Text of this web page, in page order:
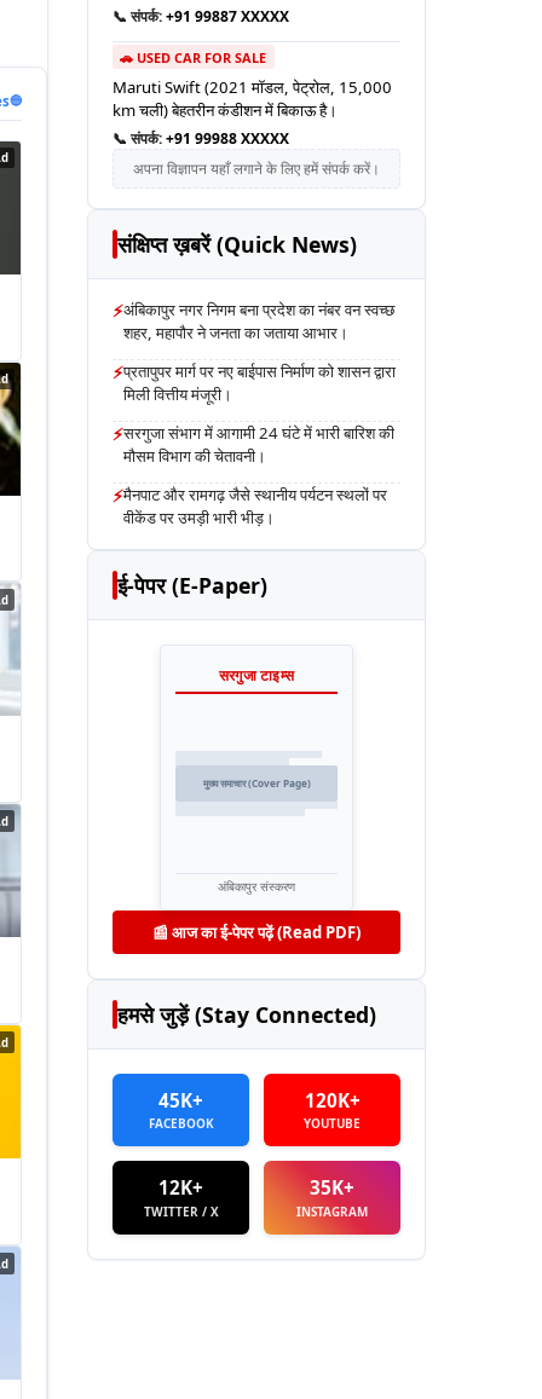
🔵
📞 संपर्क:+91 99887 XXXXX
🚗 USED CAR FOR SALE
Maruti Swift (2021 मॉडल, पेट्रोल, 15,000
km चली) बेहतरीन कंडीशन में बिकाऊ है।
📞 संपर्क:+91 99988 XXXXX
अपना विज्ञापन यहाँ लगाने के लिए हमें संपर्क करें।
संक्षिप्त ख़बरें (Quick News)
⚡अंबिकापुर नगर निगम बना प्रदेश का नंबर वन स्वच्छ
शहर, महापौर ने जनता का जताया आभार।
⚡प्रतापुपर मार्ग पर नए बाईपास निर्माण को शासन द्वारा
मिली वित्तीय मंजूरी।
⚡सरगुजा संभाग में आगामी 24 घंटे में भारी बारिश की
मौसम विभाग की चेतावनी।
⚡मैनपाट और रामगढ़ जैसे स्थानीय पर्यटन स्थलों पर
वीकेंड पर उमड़ी भारी भीड़।
ई-पेपर (E-Paper)
सरगुजा टाइम्स
मुख्य समाचार (Cover Page)
अंबिकापुर संस्करण
📰 आज का ई-पेपर पढ़ें (Read PDF)
हमसे जुड़ें (Stay Connected)
45K+
FACEBOOK
120K+
YOUTUBE
12K+
TWITTER / X
35K+
INSTAGRAM